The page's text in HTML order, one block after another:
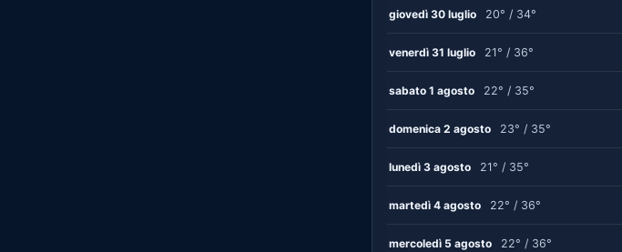
giovedì 30 luglio 20° / 34°
venerdì 31 luglio 21° / 36°
sabato 1 agosto 22° / 35°
domenica 2 agosto 23° / 35°
lunedì 3 agosto 21° / 35°
martedì 4 agosto 22° / 36°
mercoledì 5 agosto 22° / 36°